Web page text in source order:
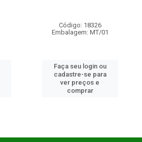
Código: 18326
Embalagem: MT/01
Faça seu login ou
cadastre-se para
ver preços e
comprar